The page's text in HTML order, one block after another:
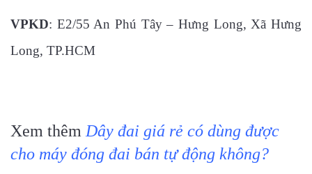
VPKD: E2/55 An Phú Tây – Hưng Long, Xã Hưng
Long, TP.HCM
Xem thêm Dây đai giá rẻ có dùng được
cho máy đóng đai bán tự động không?